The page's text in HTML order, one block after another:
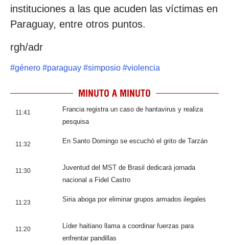
instituciones a las que acuden las víctimas en
Paraguay, entre otros puntos.
rgh/adr
#género #paraguay #simposio #violencia
MINUTO A MINUTO
11:41
Francia registra un caso de hantavirus y realiza
pesquisa
11:32 En Santo Domingo se escuchó el grito de Tarzán
11:30
Juventud del MST de Brasil dedicará jornada
nacional a Fidel Castro
11:23 Siria aboga por eliminar grupos armados ilegales
11:20
Líder haitiano llama a coordinar fuerzas para
enfrentar pandillas